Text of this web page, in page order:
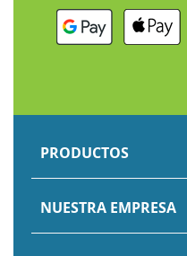
PRODUCTOS
NUESTRA EMPRESA